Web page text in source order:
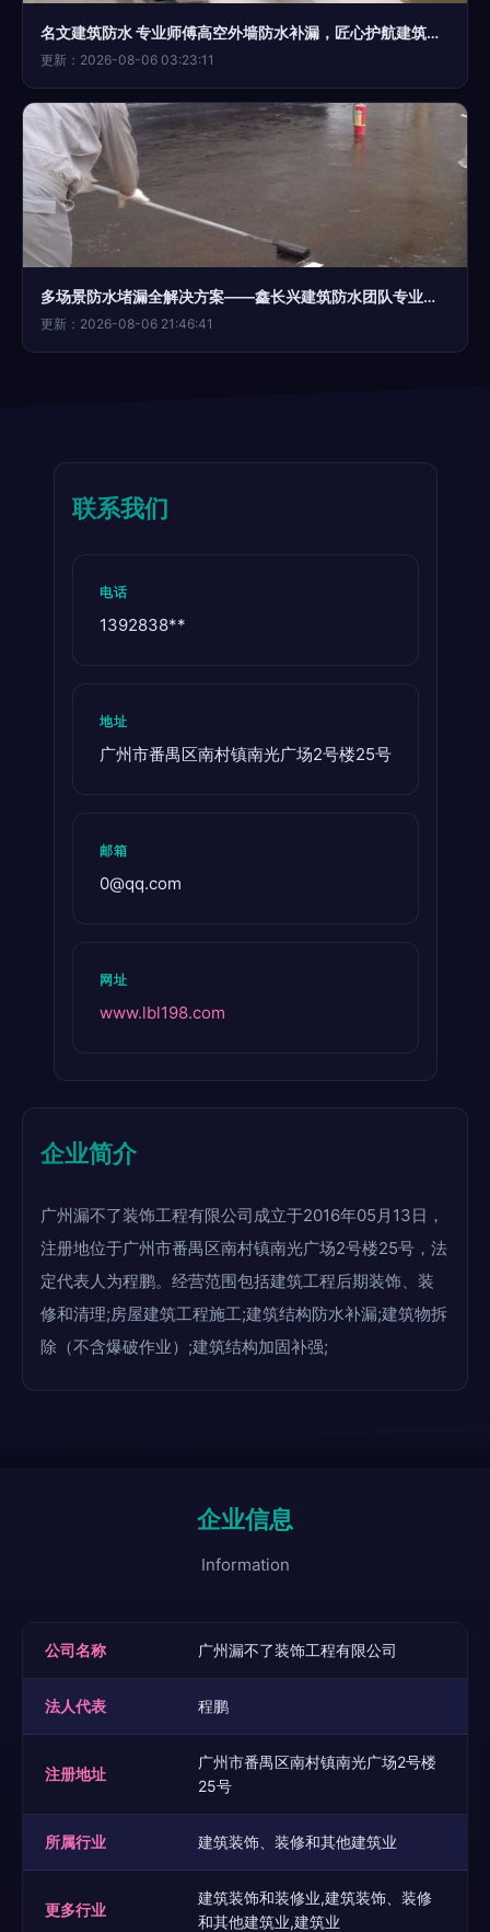
名文建筑防水 专业师傅高空外墙防水补漏，匠心护航建筑安全
更新：2026-08-06 03:23:11
多场景防水堵漏全解决方案——鑫长兴建筑防水团队专业护航
更新：2026-08-06 21:46:41
联系我们
电话
1392838**
地址
广州市番禺区南村镇南光广场2号楼25号
邮箱
0@qq.com
网址
www.lbl198.com
企业简介
广州漏不了装饰工程有限公司成立于2016年05月13日，
注册地位于广州市番禺区南村镇南光广场2号楼25号，法
定代表人为程鹏。经营范围包括建筑工程后期装饰、装
修和清理;房屋建筑工程施工;建筑结构防水补漏;建筑物拆
除（不含爆破作业）;建筑结构加固补强;
企业信息
Information
公司名称 广州漏不了装饰工程有限公司
法人代表 程鹏
注册地址
广州市番禺区南村镇南光广场2号楼
25号
所属行业 建筑装饰、装修和其他建筑业
更多行业
建筑装饰和装修业,建筑装饰、装修
和其他建筑业,建筑业